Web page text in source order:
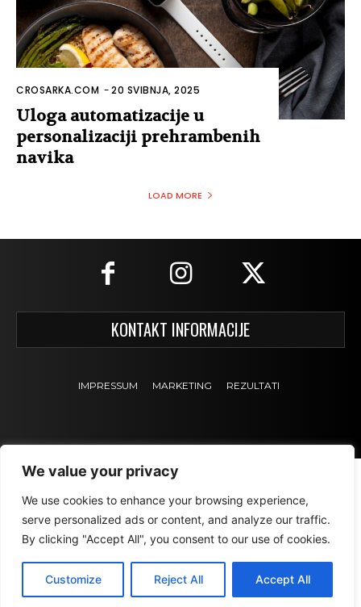
We value your privacy
We use cookies to enhance your browsing experience,
serve personalized ads or content, and analyze our traffic.
By clicking "Accept All", you consent to our use of cookies.
Customize Reject All Accept All
CROSARKA.COM -20 SVIBNJA, 2025
Uloga automatizacije u
personalizaciji prehrambenih
navika
LOAD MORE
KONTAKT INFORMACIJE
IMPRESSUM MARKETING REZULTATI